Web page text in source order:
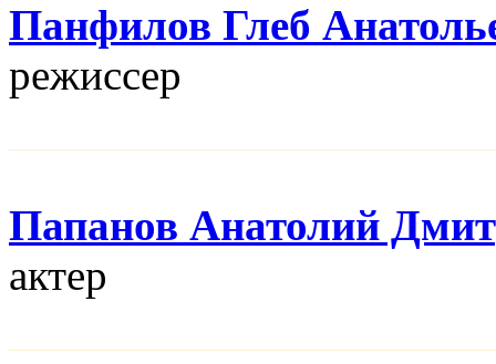
Панфилов Глеб
режисcер
Папанов Анатолий
актер